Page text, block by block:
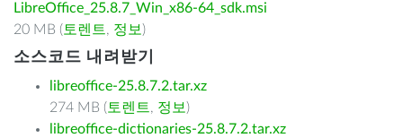
LibreOffice_25.8.7_Win_x86-64_sdk.msi
20 MB ( 토렌트, 정보 )
소스코드 내려받기
libreoffice-25.8.7.2.tar.xz
274 MB ( 토렌트, 정보 )
libreoffice-dictionaries-25.8.7.2.tar.xz